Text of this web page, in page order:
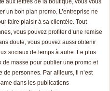
aux lettres de la boutique, vous vous
un bon plan promo. L’entreprise ne
faire plaisir à sa clientèle. Tout
vous pouvez profiter d’une remise
doute, vous pouvez aussi obtenir
sociaux de temps à autre. Le plus
masse pour publier une promo et
personnes. Par ailleurs, il n’est
dans les publications